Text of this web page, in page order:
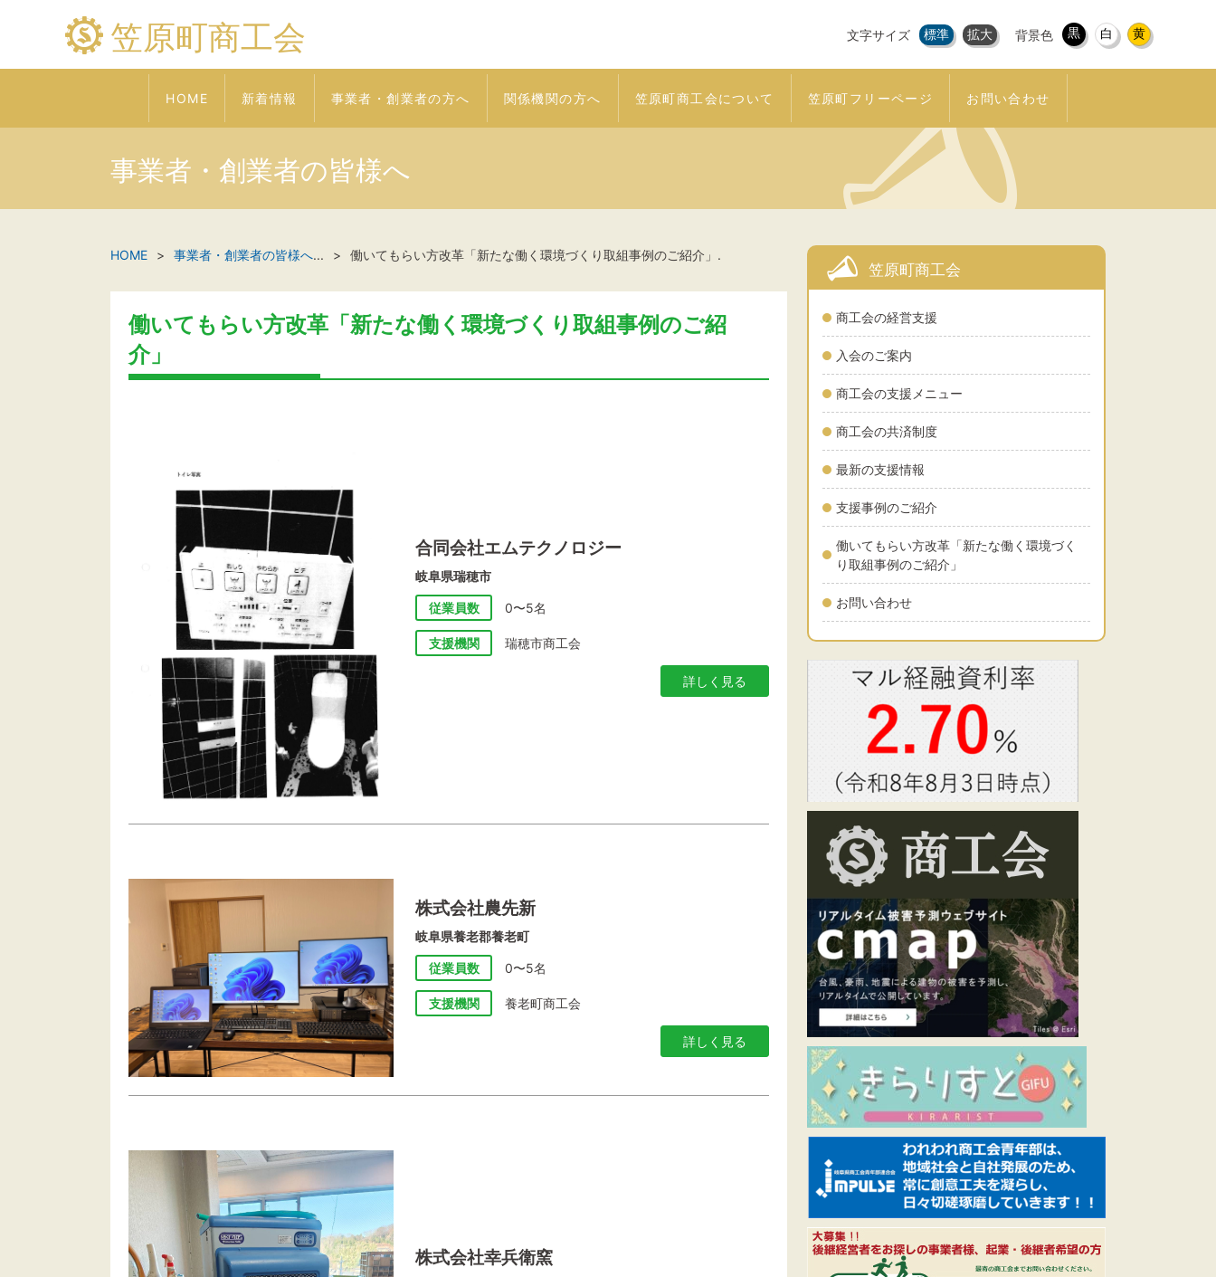
笠原町商工会 文字サイズ 標準 拡大 背景色 黒 白 黄
HOME 新着情報 事業者・創業者の方へ 関係機関の方へ 笠原町商工会について 笠原町フリーページ お問い合わせ
事業者・創業者の皆様へ
笠原町商工会
商工会の経営支援
入会のご案内
商工会の支援メニュー
商工会の共済制度
最新の支援情報
支援事例のご紹介
働いてもらい方改革「新たな働く環境づく
り取組事例のご紹介」
お問い合わせ
HOME 事業者・創業者の皆様へ... 働いてもらい方改革「新たな働く環境づくり取組事例のご紹介」.
働いてもらい方改革「新たな働く環境づくり取組事例のご紹
介」
合同会社エムテクノロジー
岐阜県瑞穂市
従業員数 0〜5名
支援機関 瑞穂市商工会
詳しく見る
株式会社農先新
岐阜県養老郡養老町
従業員数 0〜5名
支援機関 養老町商工会
詳しく見る
株式会社幸兵衛窯